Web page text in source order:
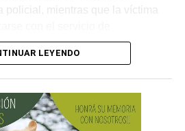
policial, mientras que la víctima
lo que estaba ocurriendo.
una bolsa con dinero en
celulares. En el lugar se
LEYENDO